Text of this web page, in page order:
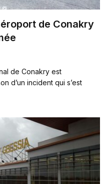
de Conakry
de Conakry est
d’un incident qui s’est